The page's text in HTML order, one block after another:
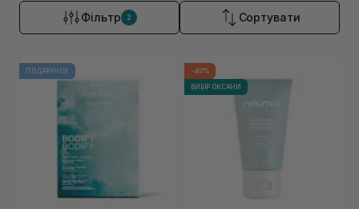
Фільтр 2 Сортувати
ПОДАРУНОК
-40%
ВИБІР ОКСАНИ